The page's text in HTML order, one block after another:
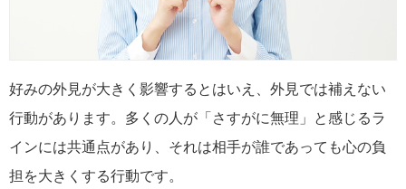
好みの外見が大きく影響するとはいえ、外見では補えない
行動があります。多くの人が「さすがに無理」と感じるラ
インには共通点があり、それは相手が誰であっても心の負
担を大きくする行動です。